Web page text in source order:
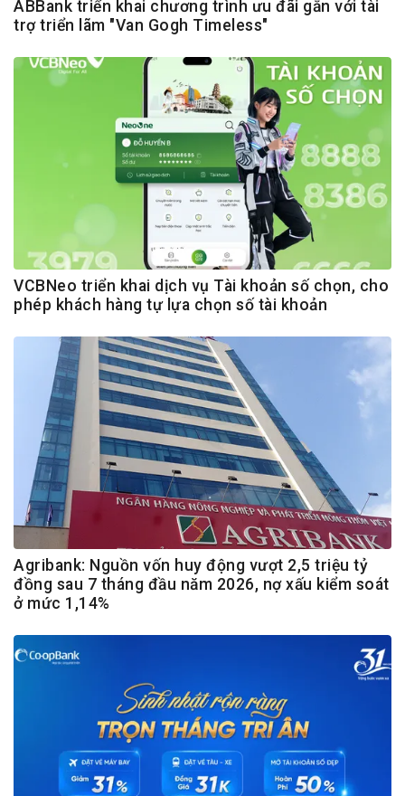
ABBank triển khai chương trình ưu đãi gắn với tài
trợ triển lãm "Van Gogh Timeless"
VCBNeo triển khai dịch vụ Tài khoản số chọn, cho
phép khách hàng tự lựa chọn số tài khoản
Agribank: Nguồn vốn huy động vượt 2,5 triệu tỷ
đồng sau 7 tháng đầu năm 2026, nợ xấu kiểm soát
ở mức 1,14%